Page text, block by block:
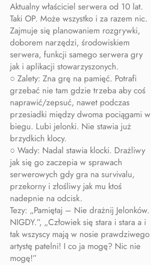
Aktualny właściciel serwera od 10 lat.
Taki OP. Może wszystko i za razem nic.
Zajmuje się planowaniem rozgrywki,
doborem narzędzi, środowiskiem
serwera, funkcji samego serwera gry
jak i aplikacji stowarzyszonych.
○ Zalety: Zna grę na pamięć. Potrafi
grzebać nie tam gdzie trzeba aby coś
naprawić/zepsuć, nawet podczas
przesiadki między dwoma pociągami w
biegu. Lubi jelonki. Nie stawia już
brzydkich klocy.
○ Wady: Nadal stawia klocki. Drażliwy
jak się go zaczepia w sprawach
serwerowych gdy gra na survivalu,
przekorny i złośliwy jak mu ktoś
nadepnie na odcisk.
Tezy: „Pamiętaj – Nie drażnij Jelonków.
NIGDY.”, „Człowiek się stara i stara a i
tak wszyscy mają w nosie prawdziwego
artystę patelni! I co ja mogę? Nic nie
mogę!”